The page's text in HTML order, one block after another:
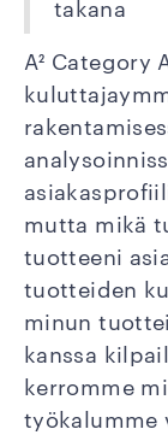
takana
A² Category
mutta mikä
tuotteeni
tuotteiden
minun
kanssa
kerromme
työkalumme